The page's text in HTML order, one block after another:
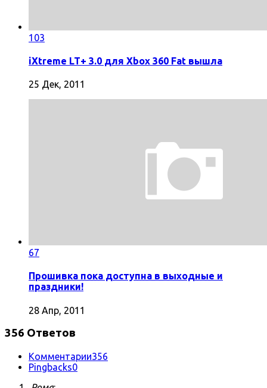
103
iXtreme LT+ 3.0 для Xbox 360 Fat вышла
25 Дек, 2011
67
Прошивка пока доступна в выходные и
праздники!
28 Апр, 2011
356 Ответов
Комментарии356
Pingbacks0